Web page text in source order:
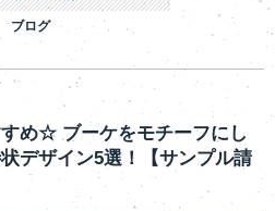
ブログ
め☆ ブーケをモチーフにし
デザイン5選！【サンプル請